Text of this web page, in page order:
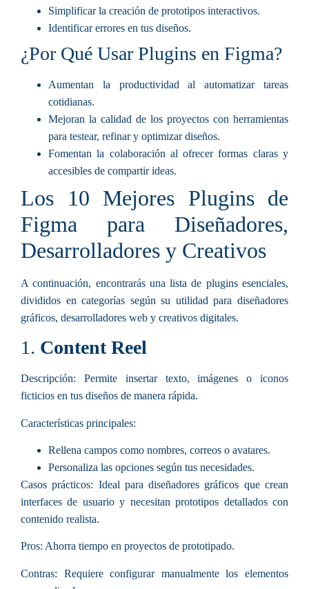
Simplificar la creación de prototipos interactivos.
Identificar errores en tus diseños.
¿Por Qué Usar Plugins en Figma?
Aumentan la productividad al automatizar tareas
cotidianas.
Mejoran la calidad de los proyectos con herramientas
para testear, refinar y optimizar diseños.
Fomentan la colaboración al ofrecer formas claras y
accesibles de compartir ideas.
Los 10 Mejores Plugins de
Figma para Diseñadores,
Desarrolladores y Creativos
A continuación, encontrarás una lista de plugins esenciales,
divididos en categorías según su utilidad para diseñadores
gráficos, desarrolladores web y creativos digitales.
1. Content Reel
Descripción: Permite insertar texto, imágenes o iconos
ficticios en tus diseños de manera rápida.
Características principales:
Rellena campos como nombres, correos o avatares.
Personaliza las opciones según tus necesidades.
Casos prácticos: Ideal para diseñadores gráficos que crean
interfaces de usuario y necesitan prototipos detallados con
contenido realista.
Pros: Ahorra tiempo en proyectos de prototipado.
Contras: Requiere configurar manualmente los elementos